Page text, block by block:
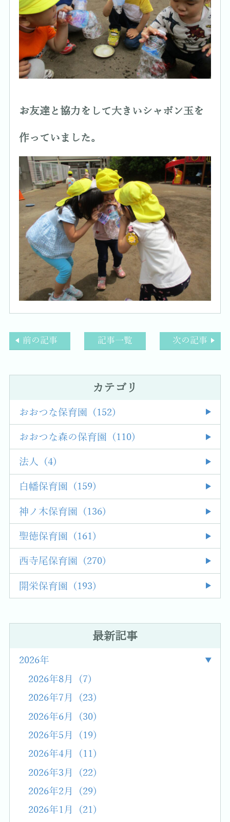
お友達と協力をして大きいシャボン玉を
作っていました。
前の記事 記事一覧 次の記事
カテゴリ
おおつな保育園 (152)
おおつな森の保育園 (110)
法人 (4)
白幡保育園 (159)
神ノ木保育園 (136)
聖徳保育園 (161)
西寺尾保育園 (270)
開栄保育園 (193)
最新記事
2026年
2026年8月 (7)
2026年7月 (23)
2026年6月 (30)
2026年5月 (19)
2026年4月 (11)
2026年3月 (22)
2026年2月 (29)
2026年1月 (21)